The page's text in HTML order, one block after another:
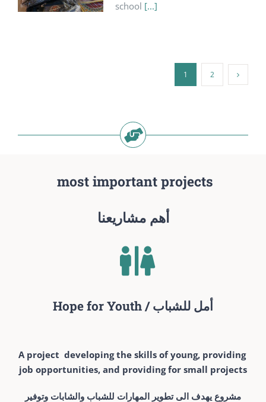
school [...]
1 2
most important projects
أهم مشاريعنا
Hope for Youth / أمل للشباب
A project developing the skills of young, providing
job opportunities, and providing for small projects
مشروع يهدف الى تطوير المهارات للشباب والشابات وتوفير